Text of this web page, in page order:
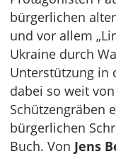
bürgerlichen
und vor allem
Ukraine durch
Unterstützung in
dabei so weit
Schützengräben
bürgerlichen
Buch. Von Jens